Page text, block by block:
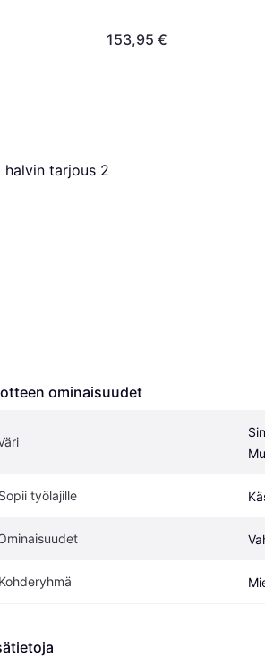
153,95 €
halvin tarjous 2
ominaisuudet
Sopii työlajille
Kohderyhmä